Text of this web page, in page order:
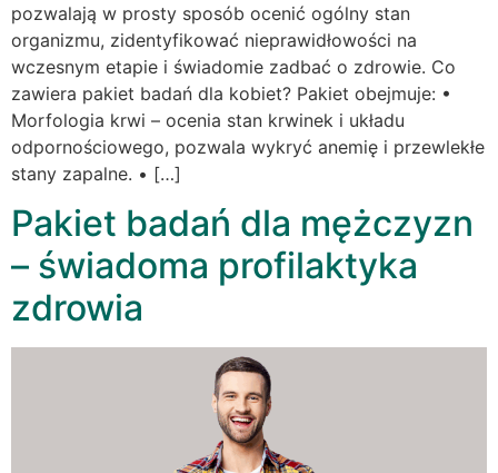
pozwalają w prosty sposób ocenić ogólny stan
organizmu, zidentyfikować nieprawidłowości na
wczesnym etapie i świadomie zadbać o zdrowie. Co
zawiera pakiet badań dla kobiet? Pakiet obejmuje: •
Morfologia krwi – ocenia stan krwinek i układu
odpornościowego, pozwala wykryć anemię i przewlekłe
stany zapalne. • […]
Pakiet badań dla mężczyzn
– świadoma profilaktyka
zdrowia